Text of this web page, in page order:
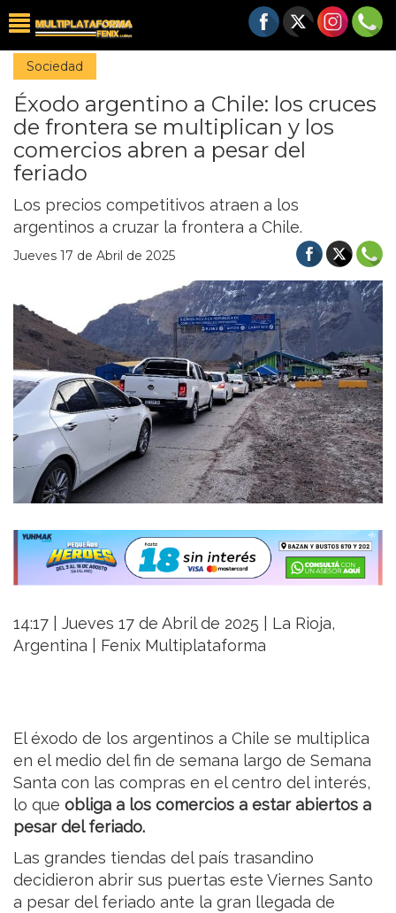
Sociedad
Éxodo argentino a Chile: los cruces
de frontera se multiplican y los
comercios abren a pesar del
feriado
Los precios competitivos atraen a los
argentinos a cruzar la frontera a Chile.
Jueves 17 de Abril de 2025
14:17 | Jueves 17 de Abril de 2025 | La Rioja,
Argentina | Fenix Multiplataforma
El éxodo de los argentinos a Chile se multiplica
en el medio del fin de semana largo de Semana
Santa con las compras en el centro del interés,
lo que obliga a los comercios a estar abiertos a
pesar del feriado.
Las grandes tiendas del país trasandino
decidieron abrir sus puertas este Viernes Santo
a pesar del feriado ante la gran llegada de